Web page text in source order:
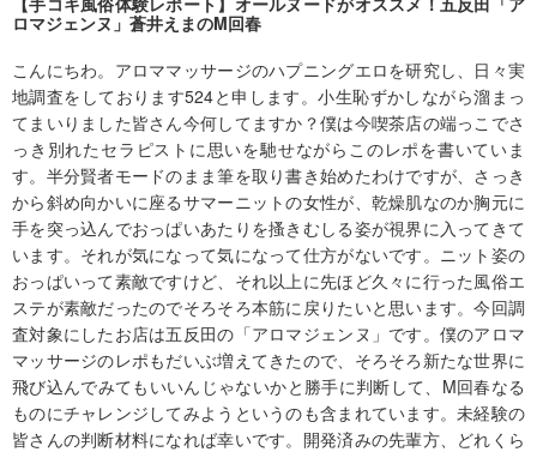
ロマジェンヌ」蒼井えまのM回春
こんにちわ。アロママッサージのハプニングエロを研究し、日々実
地調査をしております524と申します。小生恥ずかしながら溜まっ
てまいりました皆さん今何してますか？僕は今喫茶店の端っこでさ
っき別れたセラピストに思いを馳せながらこのレポを書いていま
す。半分賢者モードのまま筆を取り書き始めたわけですが、さっき
から斜め向かいに座るサマーニットの女性が、乾燥肌なのか胸元に
手を突っ込んでおっぱいあたりを搔きむしる姿が視界に入ってきて
います。それが気になって気になって仕方がないです。ニット姿の
おっぱいって素敵ですけど、それ以上に先ほど久々に行った風俗エ
ステが素敵だったのでそろそろ本筋に戻りたいと思います。今回調
査対象にしたお店は五反田の「アロマジェンヌ」です。僕のアロマ
マッサージのレポもだいぶ増えてきたので、そろそろ新たな世界に
飛び込んでみてもいいんじゃないかと勝手に判断して、M回春なる
ものにチャレンジしてみようというのも含まれています。未経験の
皆さんの判断材料になれば幸いです。開発済みの先輩方、どれくら